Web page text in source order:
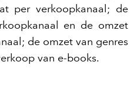
per verkoopkanaal; de
en de omzet
de omzet van genres
van e-books.